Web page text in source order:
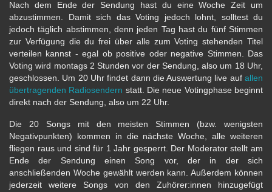
Nach dem Ende der Sendung hast du eine Woche Zeit um
abzustimmen. Damit sich das Voting jedoch lohnt, solltest du
jedoch täglich abstimmen, denn jeden Tag hast du fünf Stimmen
zur Verfügung die du frei über alle zum Voting stehenden Titel
verteilen kannst - egal ob positive oder negative Stimmen. Das
Voting wird montags 2 Stunden vor der Sendung, also um 18 Uhr,
geschlossen. Um 20 Uhr findet dann die Auswertung live auf allen
übertragenden Radiosendern statt. Die neue Votingphase beginnt
direkt nach der Sendung, also um 22 Uhr.
Die 20 Songs mit den meisten Stimmen (bzw. wenigsten
Negativpunkten) kommen in die nächste Woche, alle weiteren
fliegen raus und sind für 1 Jahr gesperrt. Der Moderator stellt am
Ende der Sendung einen Song vor, der in der sich
anschließenden Woche gewählt werden kann. Außerdem können
jederzeit weitere Songs von den Zuhörer:innen hinzugefügt